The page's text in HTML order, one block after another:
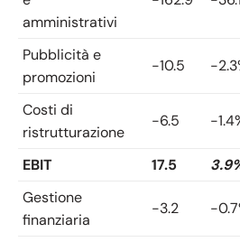
amministrativi
Pubblicità e
promozioni
-10.5 -
Costi di
ristrutturazione
-6.5 -
EBIT 17.5
Gestione
finanziaria
-3.2 -